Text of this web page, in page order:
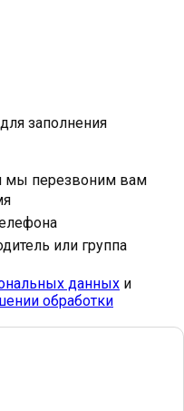
заполнения
мы перезвоним вам
или группа
данных и
обработки